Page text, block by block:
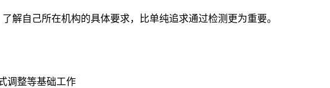
解自己所在机构的具体要求，比单纯追求通过检测更为重要。
调整等基础工作